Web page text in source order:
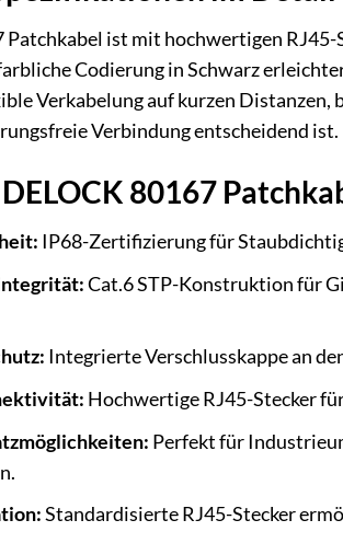
Patchkabel ist mit hochwertigen
Codierung in Schwarz
Verkabelung auf kurzen
Verbindung entscheidend ist.
80167
IP68-Zertifizierung für
Cat.6 STP-Konstruktion für
Integrierte Verschlusskappe an
Hochwertige RJ45-Stecker
Perfekt für
Standardisierte RJ45-Stecker